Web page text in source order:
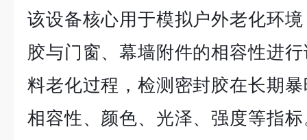
该设备核心用于模拟户外老化环
胶与门窗、幕墙附件的相容性进
料老化过程，检测密封胶在长期
相容性、颜色、光泽、强度等指